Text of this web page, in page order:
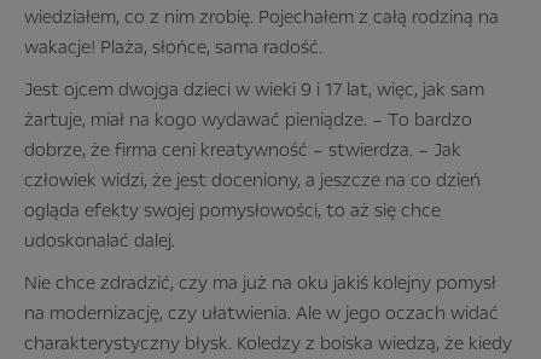
wiedziałem, co z nim zrobię. Pojechałem z całą rodziną na
wakacje! Plaża, słońce, sama radość.
Jest ojcem dwojga dzieci w wieki 9 i 17 lat, więc, jak sam
żartuje, miał na kogo wydawać pieniądze. – To bardzo
dobrze, że firma ceni kreatywność – stwierdza. – Jak
człowiek widzi, że jest doceniony, a jeszcze na co dzień
ogląda efekty swojej pomysłowości, to aż się chce
udoskonalać dalej.
Nie chce zdradzić, czy ma już na oku jakiś kolejny pomysł
na modernizację, czy ułatwienia. Ale w jego oczach widać
charakterystyczny błysk. Koledzy z boiska wiedzą, że kiedy